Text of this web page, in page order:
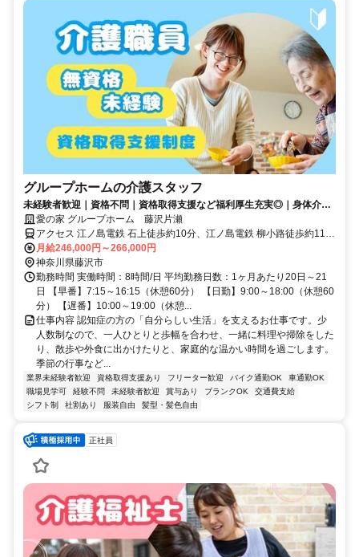
グループホームの介護スタッフ
未経験者歓迎｜資格不問｜資格取得支援など福利厚生充実◎｜身体介助
少なめ（対話が中心）
愛の家 グループホーム 藤沢片瀬
アクセス 江ノ島電鉄 石上徒歩約10分、江ノ島電鉄 柳小路徒歩約11
分、江ノ島電鉄 鵠沼徒歩約14分 江ノ電バス「ミネベア」バス停下
車、徒歩5分
月給246,000円～266,000円
神奈川県藤沢市
勤務時間 実働時間：8時間/日 平均勤務日数：1ヶ月あたり20日～21
日 【早番】7:15～16:15（休憩60分） 【日勤】9:00～18:00（休憩60
分） 【遅番】10:00～19:00（休憩...
仕事内容 認知症の方の「自分らしい生活」を支えるお仕事です。少
人数制なので、一人ひとりと歩幅を合わせ、一緒に料理や掃除をした
り、散歩や外食に出かけたりと、家庭的な温かい時間を過ごします。
季節の行事など...
業界未経験者歓迎 資格取得支援あり フリーター歓迎 バイク通勤OK
車通勤OK
職場見学可
経験不問 未経験者歓迎 賞与あり ブランクOK
交通費支給
シフト制
社割あり 服装自由 髪型・髪色自由
正社員